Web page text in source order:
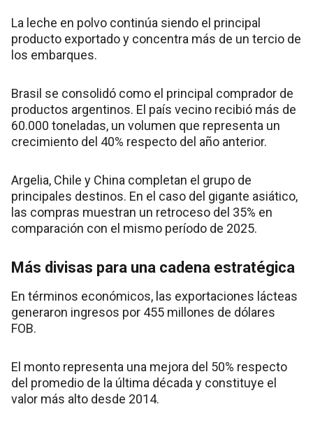
La leche en polvo continúa siendo el principal
producto exportado y concentra más de un tercio de
los embarques.
Brasil se consolidó como el principal comprador de
productos argentinos. El país vecino recibió más de
60.000 toneladas, un volumen que representa un
crecimiento del 40% respecto del año anterior.
Argelia, Chile y China completan el grupo de
principales destinos. En el caso del gigante asiático,
las compras muestran un retroceso del 35% en
comparación con el mismo período de 2025.
Más divisas para una cadena estratégica
En términos económicos, las exportaciones lácteas
generaron ingresos por 455 millones de dólares
FOB.
El monto representa una mejora del 50% respecto
del promedio de la última década y constituye el
valor más alto desde 2014.